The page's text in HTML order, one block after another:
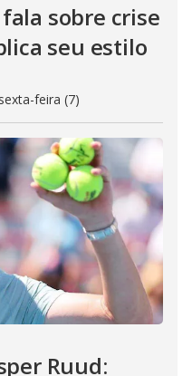
sobre crise
seu estilo
feira (7)
Ruud: